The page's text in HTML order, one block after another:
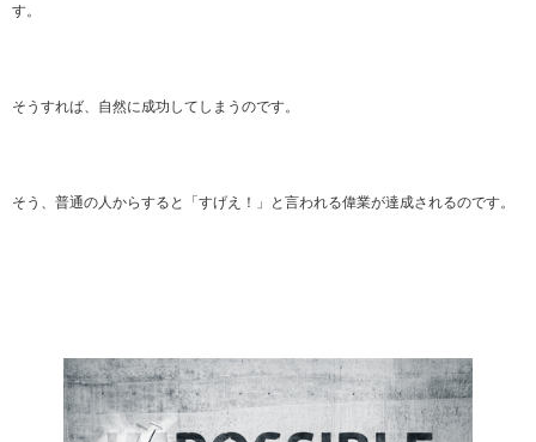
す。
そうすれば、自然に成功してしまうのです。
そう、普通の人からすると「すげえ！」と言われる偉業が達成されるのです。